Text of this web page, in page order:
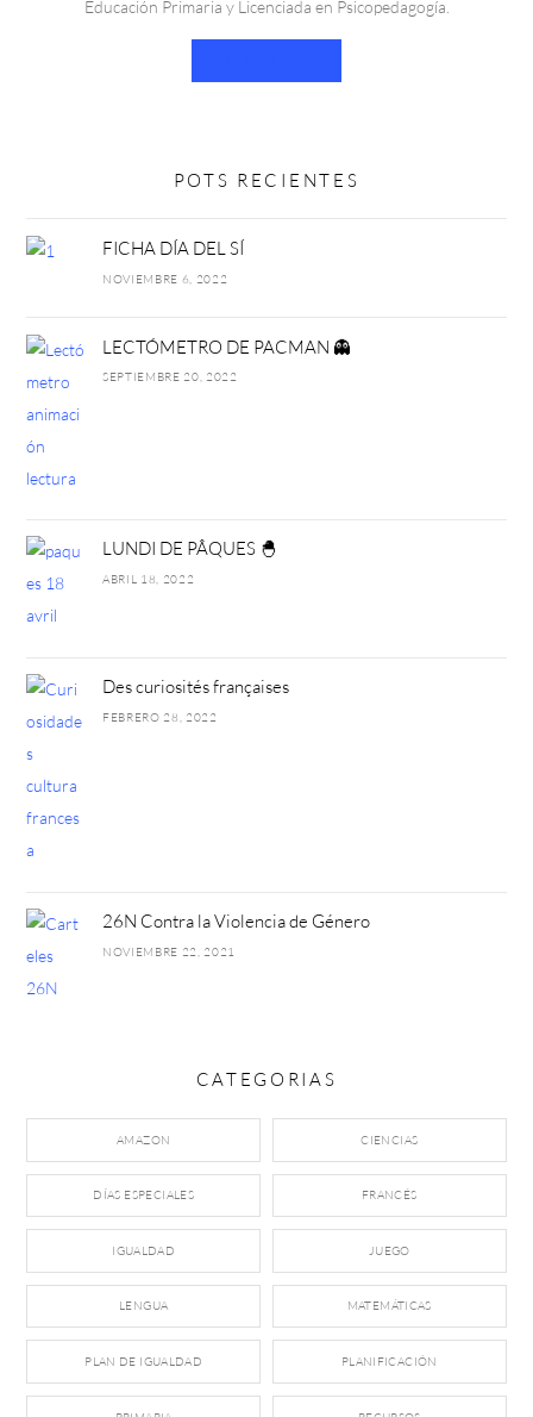
Educación Primaria y Licenciada en Psicopedagogía.
POTS RECIENTES
FICHA DÍA DEL SÍ
NOVIEMBRE 6, 2022
LECTÓMETRO DE PACMAN 👻
SEPTIEMBRE 20, 2022
LUNDI DE PÂQUES 🐣
ABRIL 18, 2022
Des curiosités françaises
FEBRERO 28, 2022
26N Contra la Violencia de Género
NOVIEMBRE 22, 2021
CATEGORIAS
AMAZON CIENCIAS
DÍAS ESPECIALES FRANCÉS
IGUALDAD JUEGO
LENGUA MATEMÁTICAS
PLAN DE IGUALDAD PLANIFICACIÓN